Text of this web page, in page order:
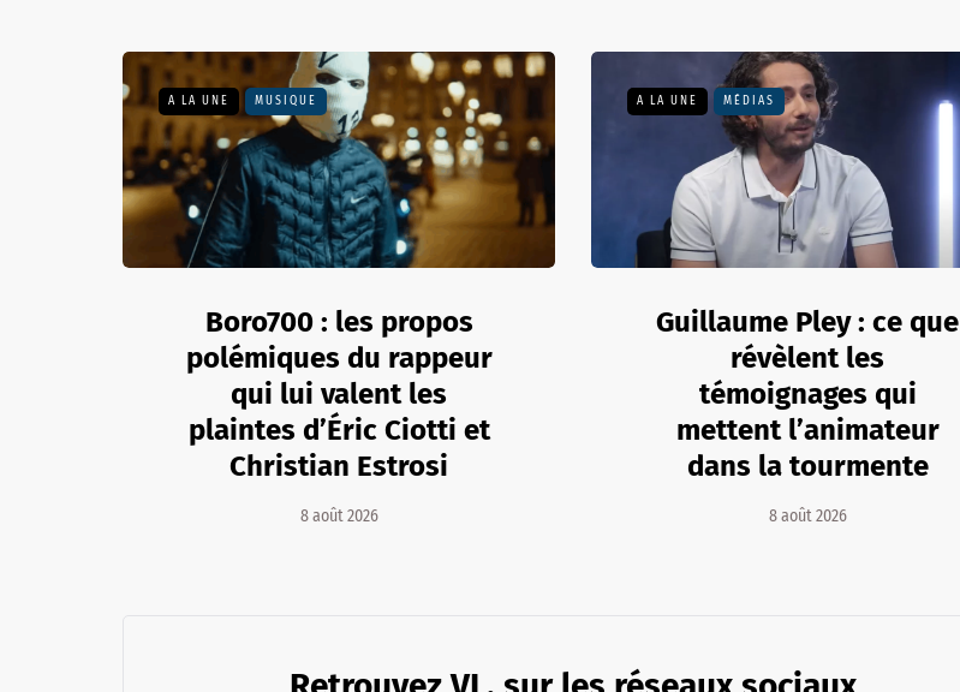
A LA UNE MUSIQUE
Boro700 : les propos
polémiques du rappeur
qui lui valent les
plaintes d’Éric Ciotti et
Christian Estrosi
8 août 2026
A LA UNE MÉDIAS
Guillaume Pley : ce que
révèlent les
témoignages qui
mettent l’animateur
dans la tourmente
8 août 2026